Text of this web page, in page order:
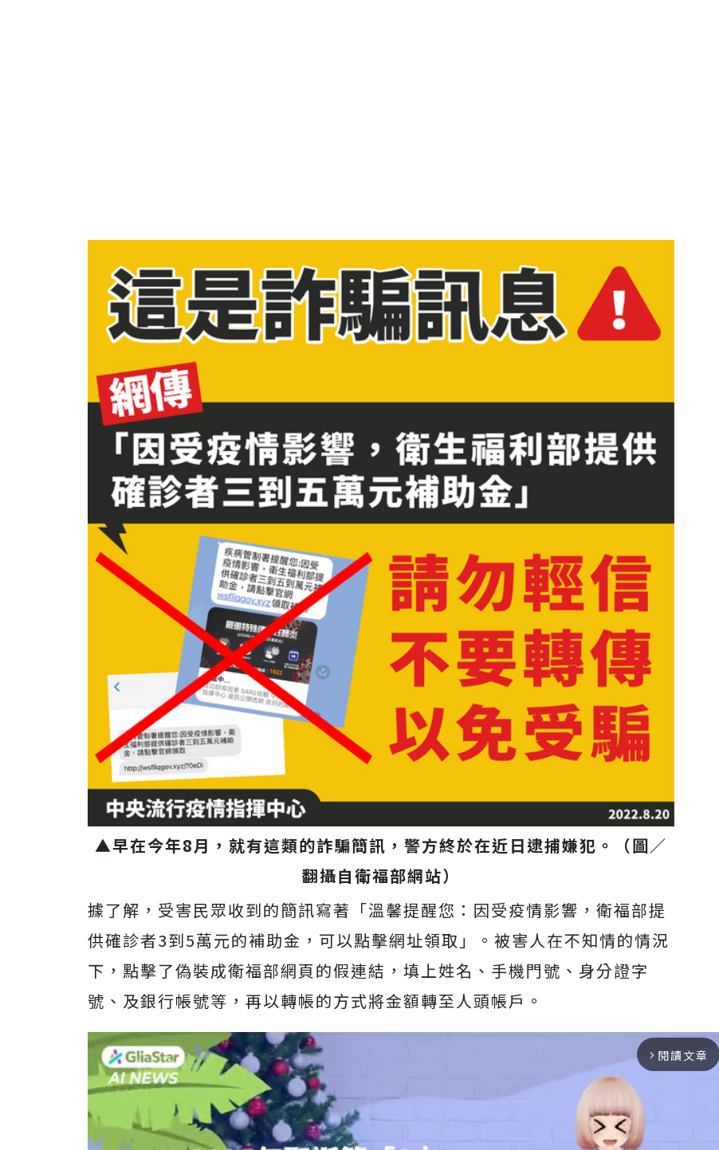
▲早在今年8月，就有這類的詐騙簡訊，警方終於在近日逮捕嫌犯。（圖／
翻攝自衛福部網站）
據了解，受害民眾收到的簡訊寫著「溫馨提醒您：因受疫情影響，衛福部提
供確診者3到5萬元的補助金，可以點擊網址領取」。被害人在不知情的情況
下，點擊了偽裝成衛福部網頁的假連結，填上姓名、手機門號、身分證字
號、及銀行帳號等，再以轉帳的方式將金額轉至人頭帳戶。
arrow_forward_ios 閱讀文章